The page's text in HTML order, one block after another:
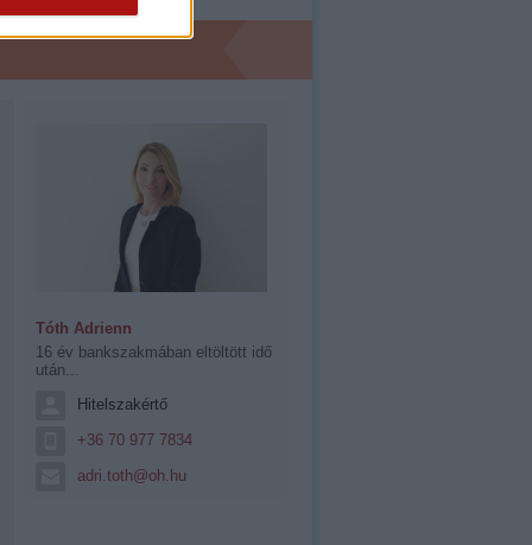
Tóth Adrienn
16 év bankszakmában eltöltött idő
után...
Hitelszakértő
+36 70 977 7834
adri.toth@oh.hu